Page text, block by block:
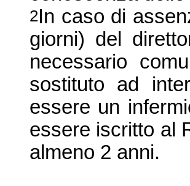
2In caso di
giorni) del
necessario
sostituto ad
essere un
essere iscritto al
almeno 2 anni.